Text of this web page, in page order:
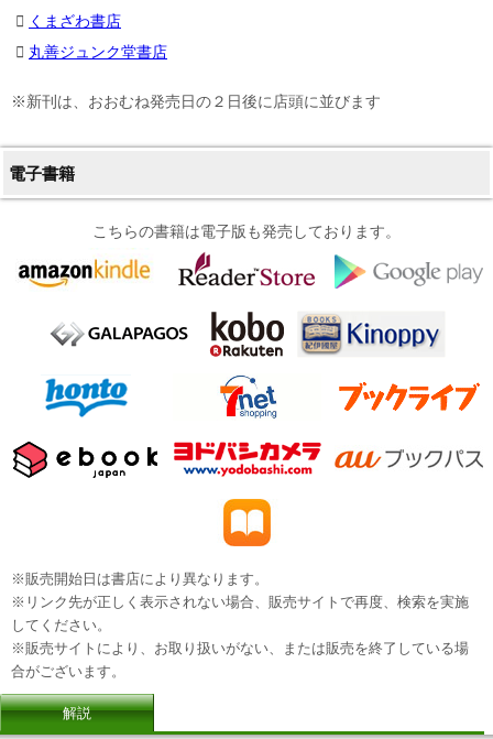
くまざわ書店
丸善ジュンク堂書店
※新刊は、おおむね発売日の２日後に店頭に並びます
電子書籍
こちらの書籍は電子版も発売しております。
※販売開始日は書店により異なります。
※リンク先が正しく表示されない場合、販売サイトで再度、検索を実施
してください。
※販売サイトにより、お取り扱いがない、または販売を終了している場
合がございます。
解説